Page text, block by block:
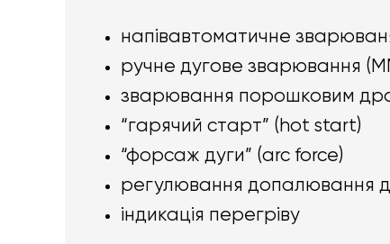
напівавтоматичне
ручне дугове зварювання
зварювання порошковим
“гарячий старт” (hot start)
“форсаж дуги” (arc force)
регулювання допалювання
індикація перегріву